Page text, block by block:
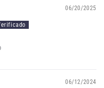
06/20/2025
06/12/2024